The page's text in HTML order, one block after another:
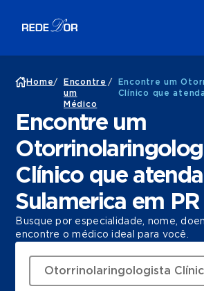
Home/
Encontre
um
Médico
/
Encontre um
Clínico que
Encontre um
Clínico que atenda
Sulamerica em PR
Busque por especialidade, nome,
encontre o médico ideal para você.